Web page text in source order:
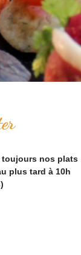
nos plats
plus tard à 10h